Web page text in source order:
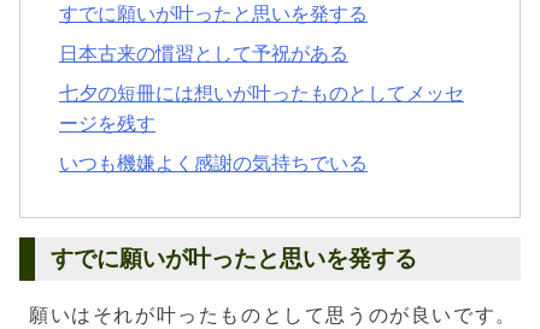
すでに願いが叶ったと思いを発する
日本古来の慣習として予祝がある
七夕の短冊には想いが叶ったものとしてメッセ
ージを残す
いつも機嫌よく感謝の気持ちでいる
すでに願いが叶ったと思いを発する
願いはそれが叶ったものとして思うのが良いです。